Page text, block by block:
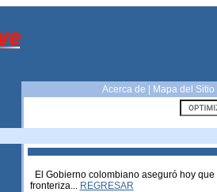
Acerca de Mapa del Sitio
El Gobierno colombiano aseguró hoy
fronteriza... REGRESAR